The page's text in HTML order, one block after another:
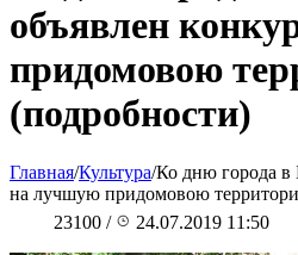
объявлен
придомовою
(подробности)
Главная/Культура/Ко дню города в
на лучшую придомовою
23100 / 24.07.2019 11:50